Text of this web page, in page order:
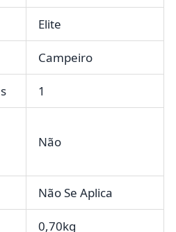
Elite
Campeiro
1
Não
Não Se Aplica
0,70kg